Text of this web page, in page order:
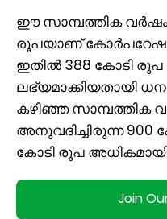
ഈ സാമ്പത്തിക വർഷം
രൂപയാണ്‌
ഇതിൽ 388 കോടി
ലഭ്യമാക്കിയതായി
കഴിഞ്ഞ സാമ്പത്തിക
അനുവദിച്ചിരുന്ന 900
കോടി രൂപ അധികമായി
Join